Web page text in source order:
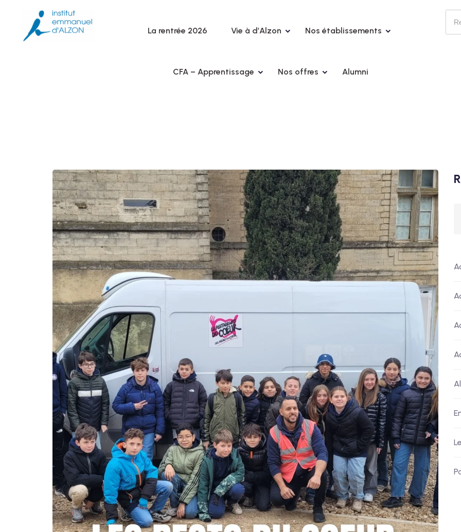
La rentrée 2026 Vie à d’Alzon Nos établissements
CFA – Apprentissage Nos offres Alumni